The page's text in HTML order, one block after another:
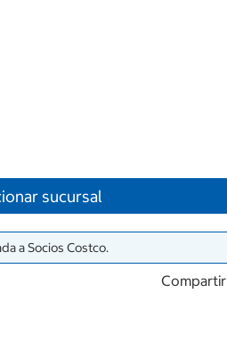
sucursal
a Socios Costco.
Compartir